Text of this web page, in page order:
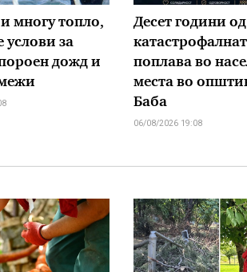
многу топло,
услови за
дожд и
Десет години од
поплава во
места во
Баба
06/08/2026 19:08